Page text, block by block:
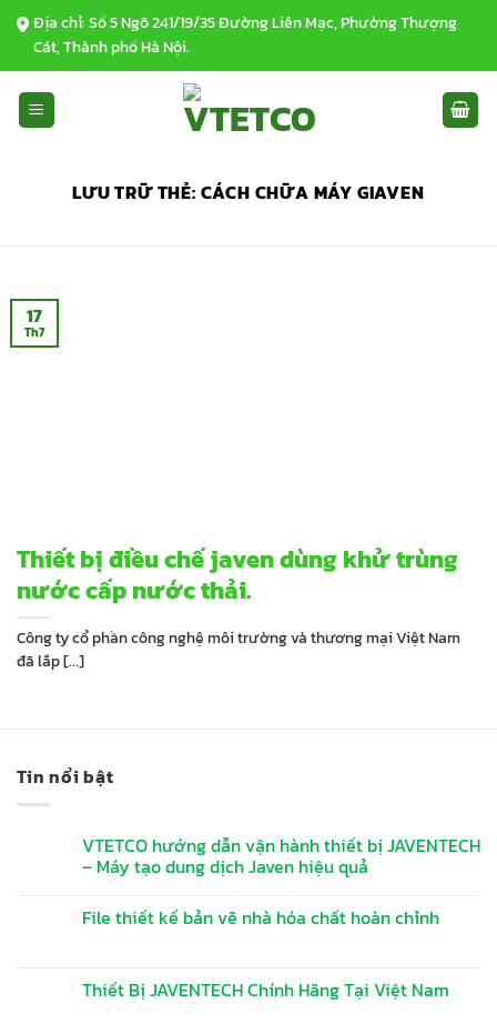
Bỏ
qua
nội
dung
Địa chỉ: Số 5 Ngõ 241/19/35 Đường Liên Mạc, Phường Thượng
Cát, Thành phố Hà Nội.
LƯU TRỮ THẺ: CÁCH CHỮA MÁY GIAVEN
Thiết bị điều chế javen dùng khử trùng
nước cấp nước thải.
Công ty cổ phần công nghệ môi trường và thương mại Việt Nam
đã lắp [...]
17
Th7
Tin nổi bật
VTETCO hướng dẫn vận hành thiết bị JAVENTECH
– Máy tạo dung dịch Javen hiệu quả
File thiết kế bản vẽ nhà hóa chất hoàn chỉnh
Thiết Bị JAVENTECH Chính Hãng Tại Việt Nam